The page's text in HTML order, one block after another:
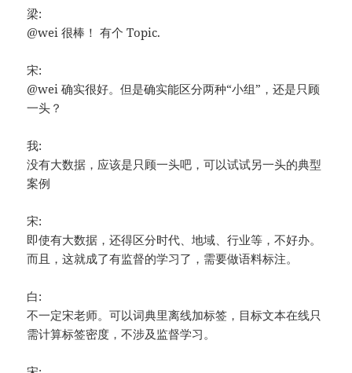
梁:
@wei 很棒！ 有个 Topic.
宋:
@wei 确实很好。但是确实能区分两种“小组”，还是只顾
一头？
我:
没有大数据，应该是只顾一头吧，可以试试另一头的典型
案例
宋:
即使有大数据，还得区分时代、地域、行业等，不好办。
而且，这就成了有监督的学习了，需要做语料标注。
白:
不一定宋老师。可以词典里离线加标签，目标文本在线只
需计算标签密度，不涉及监督学习。